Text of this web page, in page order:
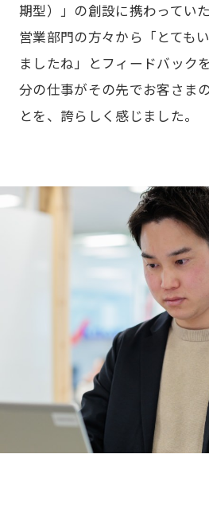
期型）」の創設に携わってい
営業部門の方々から「とても
ましたね」とフィードバック
分の仕事がその先でお客さま
とを、誇らしく感じました。